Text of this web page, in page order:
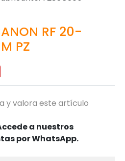
RF 20-
PZ
y valora este artículo
a nuestros
por WhatsApp.